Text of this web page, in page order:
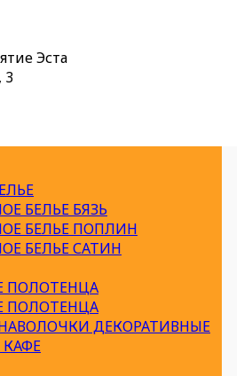
3
БЕЛЬЕ БЯЗЬ
БЕЛЬЕ ПОПЛИН
БЕЛЬЕ САТИН
ПОЛОТЕНЦА
ПОЛОТЕНЦА
ДЕКОРАТИВНЫЕ